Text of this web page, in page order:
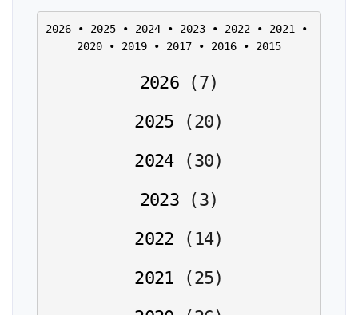
2026 • 2025 • 2024 • 2023 • 2022 • 2021
2020 • 2019 • 2017 • 2016 • 2015
2026 (7)
2025
(20)
2024
(30)
2023
(3)
2022
( 14)
2021
(25)